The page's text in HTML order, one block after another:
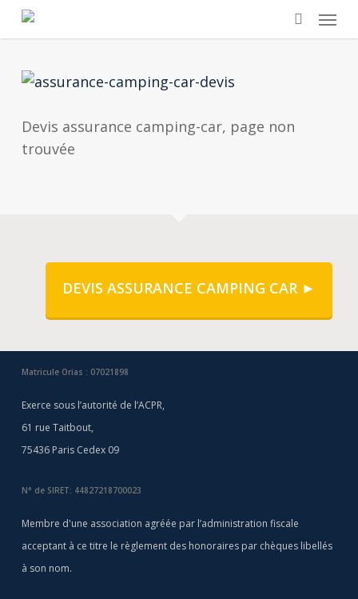
Skip
content
search
Menu
Devis assurance camping-car, page non
trouvée
DEVIS ASSURANCE CAMPING CAR ►
Matricule Orias : 07021898
Exerce sous l’autorité de l’ACPR,
61 rue Taitbout,
75436 Paris Cedex 09
N° de SIRET: 44827218700023
Membre d'une association agréée par l’administration fiscale
acceptant à ce titre le règlement des honoraires par chèques libellés
à son nom.